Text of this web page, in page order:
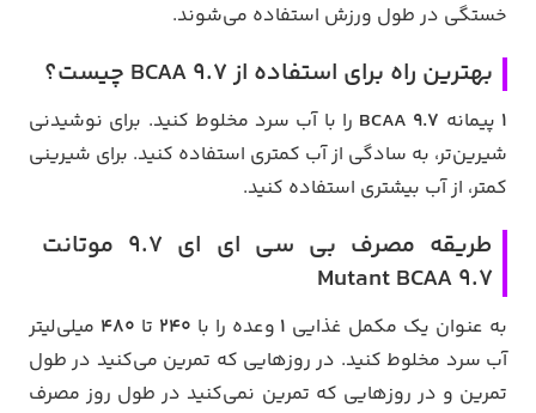
خستگی در طول ورزش استفاده می‌شوند.
بهترین راه برای استفاده از BCAA 9.7 چیست؟
1 پیمانه
را با آب سرد مخلوط کنید. برای نوشیدنی
شیرین‌تر، به سادگی از آب کمتری استفاده کنید. برای شیرینی
کمتر، از آب بیشتری استفاده کنید.
طریقه مصرف بی سی ای ای 9.7 موتانت
Mutant BCAA 9.7
به عنوان یک مکمل غذایی 1 وعده را با 240 تا 480 میلی‌لیتر
آب سرد مخلوط کنید. در روزهایی که تمرین می‌کنید در طول
تمرین و در روزهایی که تمرین نمی‌کنید در طول روز مصرف